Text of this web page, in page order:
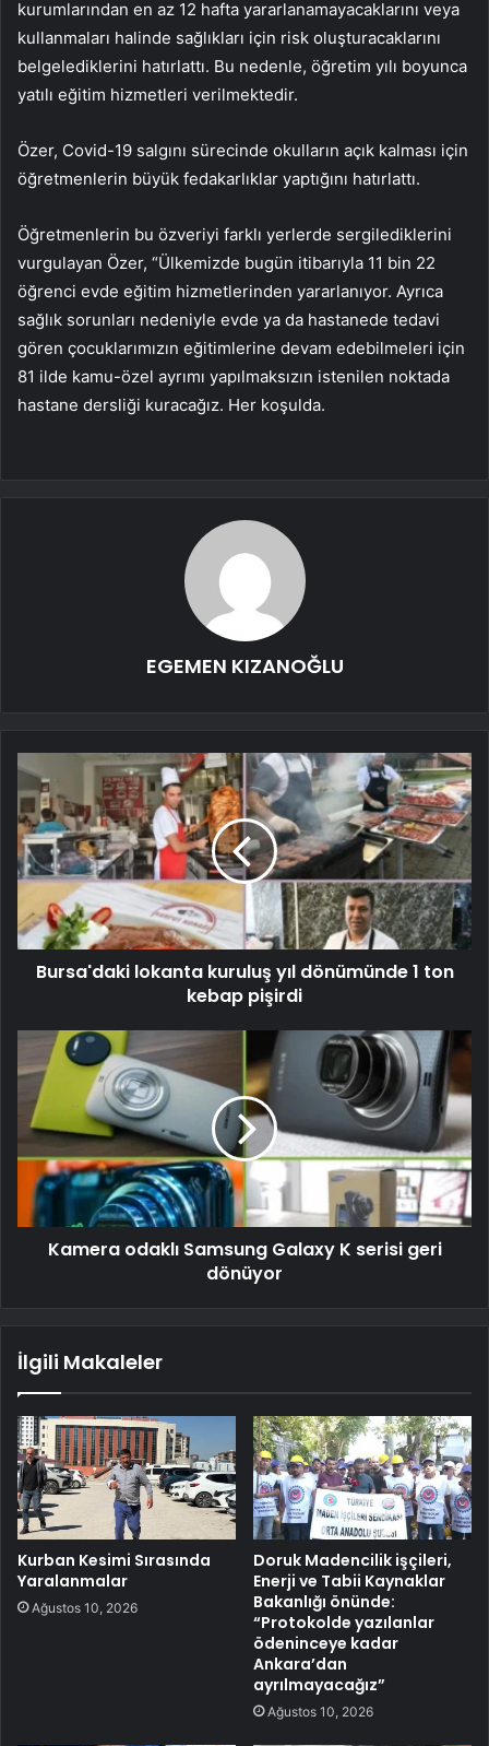
kurumlarından en az 12 hafta yararlanamayacaklarını veya
kullanmaları halinde sağlıkları için risk oluşturacaklarını
belgelediklerini hatırlattı. Bu nedenle, öğretim yılı boyunca
yatılı eğitim hizmetleri verilmektedir.
Özer, Covid-19 salgını sürecinde okulların açık kalması için
öğretmenlerin büyük fedakarlıklar yaptığını hatırlattı.
Öğretmenlerin bu özveriyi farklı yerlerde sergilediklerini
vurgulayan Özer, “Ülkemizde bugün itibarıyla 11 bin 22
öğrenci evde eğitim hizmetlerinden yararlanıyor. Ayrıca
sağlık sorunları nedeniyle evde ya da hastanede tedavi
gören çocuklarımızın eğitimlerine devam edebilmeleri için
81 ilde kamu-özel ayrımı yapılmaksızın istenilen noktada
hastane dersliği kuracağız. Her koşulda.
EGEMEN KIZANOĞLU
Bursa'daki lokanta kuruluş yıl dönümünde 1 ton
kebap pişirdi
Kamera odaklı Samsung Galaxy K serisi geri
dönüyor
İlgili Makaleler
Kurban Kesimi Sırasında
Yaralanmalar
Ağustos 10, 2026
Doruk Madencilik işçileri,
Enerji ve Tabii Kaynaklar
Bakanlığı önünde:
“Protokolde yazılanlar
ödeninceye kadar
Ankara’dan
ayrılmayacağız”
Ağustos 10, 2026